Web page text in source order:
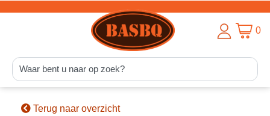
0
Terug naar overzicht